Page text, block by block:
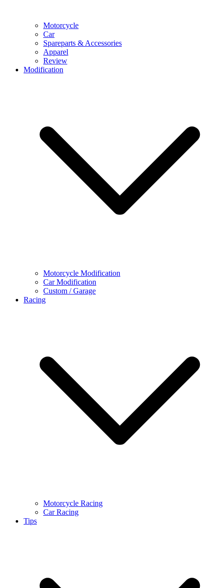
Motorcycle
Car
Spareparts & Accessories
Apparel
Review
Modification
Motorcycle Modification
Car Modification
Custom / Garage
Racing
Motorcycle Racing
Car Racing
Tips